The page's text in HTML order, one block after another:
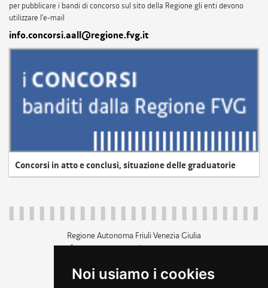
Noi usiamo i cookies
per pubblicare i bandi di concorso sul sito della Regione gli enti devono
utilizzare l'e-mail
info.concorsi.aall@regione.fvg.it
Concorsi in atto e conclusi, situazione delle graduatorie
Regione Autonoma Friuli Venezia Giulia
c.f. 80014930327; p.iva 00526040324
+39 040 3771111